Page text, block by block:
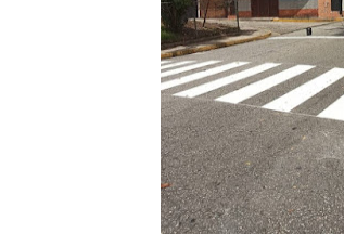
Hospital universitario muestra sus
Instituto Nacional de Nutrición
Gobernación de Mérida fortalece
Corposalud inició talleres para
Fortalecen formación académica